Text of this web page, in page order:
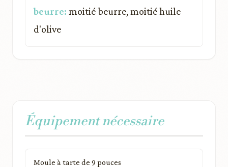
beurre: moitié beurre, moitié huile
d'olive
Équipement nécessaire
Moule à tarte de 9 pouces